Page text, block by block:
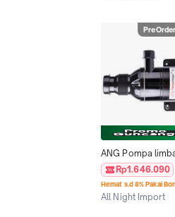
PreOrder
ANG Pompa
12V 24V RV Boat
Mash Sewage
Rp1.646.090
Hemat s.d 8% Pakai
All Night Import